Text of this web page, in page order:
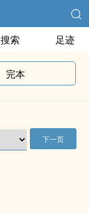
搜索 足迹
完本
下一页